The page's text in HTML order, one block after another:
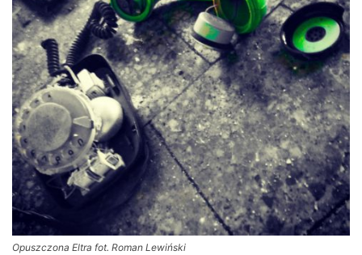
Opuszczona Eltra fot. Roman Lewiński